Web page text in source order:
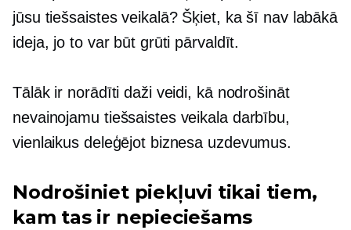
jūsu tiešsaistes veikalā? Šķiet, ka šī nav labākā
ideja, jo to var būt grūti pārvaldīt.
Tālāk ir norādīti daži veidi, kā nodrošināt
nevainojamu tiešsaistes veikala darbību,
vienlaikus deleģējot biznesa uzdevumus.
Nodrošiniet piekļuvi tikai tiem,
kam tas ir nepieciešams